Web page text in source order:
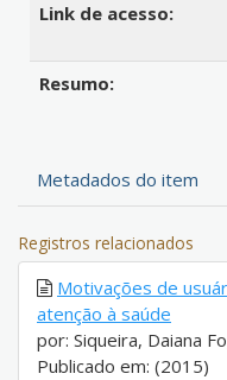
Link de acesso:
Resumo:
Metadados do item
Registros relacionados
Motivações de
atenção à saúde
por: Siqueira, Daiana
Publicado em: (2015)